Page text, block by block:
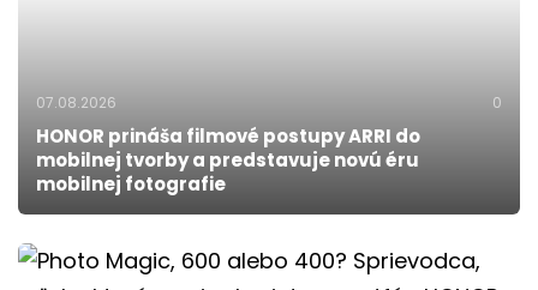
07.08.2026 0
HONOR prináša filmové postupy ARRI do
mobilnej tvorby a predstavuje novú éru
mobilnej fotografie